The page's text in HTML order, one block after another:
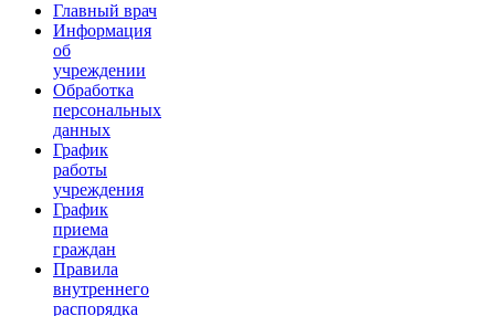
Главный врач
Информация
об
учреждении
Обработка
персональных
данных
График
работы
учреждения
График
приема
граждан
Правила
внутреннего
распорядка